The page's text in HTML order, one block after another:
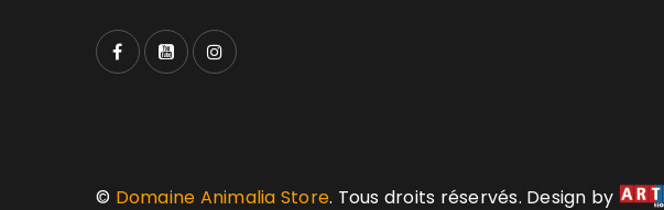
© Domaine Animalia Store. Tous droits réservés. Design by